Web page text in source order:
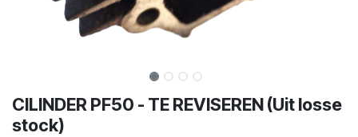
CILINDER PF50 - TE REVISEREN (Uit losse
stock)